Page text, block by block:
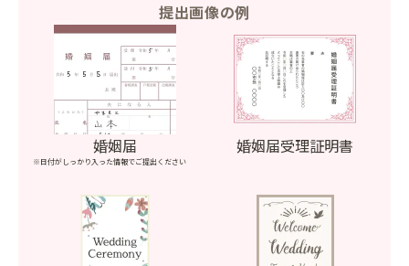
提出画像の例
婚姻届
※日付がしっかり入った情報でご提出ください
婚姻届受理証明書